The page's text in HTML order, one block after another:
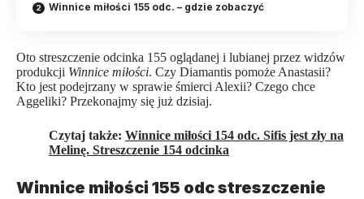
Winnice miłości 155 odc. – gdzie zobaczyć
Oto streszczenie odcinka 155 oglądanej i lubianej przez widzów
produkcji Winnice miłości. Czy Diamantis pomoże Anastasii?
Kto jest podejrzany w sprawie śmierci Alexii? Czego chce
Aggeliki? Przekonajmy się już dzisiaj.
Czytaj także: Winnice miłości 154 odc. Sifis jest zły na
Melinę. Streszczenie 154 odcinka
Winnice miłości 155 odc streszczenie